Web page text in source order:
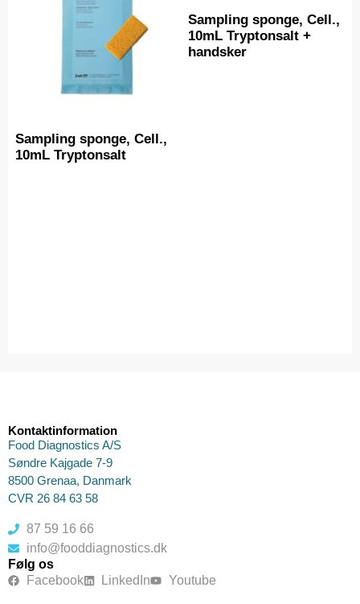
Sampling sponge, Cell.,
10mL Tryptonsalt
Sampling sponge, Cell.,
10mL Tryptonsalt +
handsker
Kontaktinformation
Food Diagnostics A/S
Søndre Kajgade 7-9
8500 Grenaa, Danmark
CVR 26 84 63 58
87 59 16 66
info@fooddiagnostics.dk
Følg os
Facebook
LinkedIn Youtube